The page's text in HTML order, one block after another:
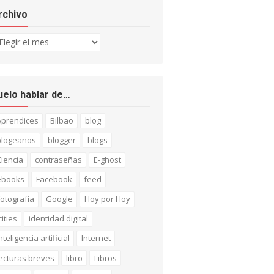
hablar de…
Bilbao
blog
blogger
blogs
contraseñas
E-ghost
Facebook
feed
Google
Hoy por Hoy
identidad digital
artificial
Internet
breves
libro
Libros